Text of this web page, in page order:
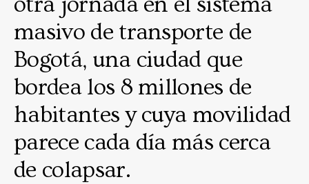
masivo de transporte de
Bogotá, una ciudad que
bordea los 8 millones de
habitantes y cuya movilidad
parece cada día más cerca
de colapsar.